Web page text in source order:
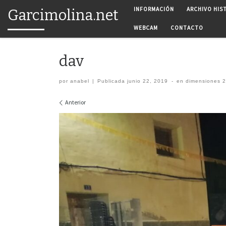
Saltar al contenido
Garcimolina.net INFORMACIÓN ARCHIVO
WEBCAM CONTACTO
dav
por anabel | Publicadajunio 22, 2019 - en dimensiones
Navegación de imágenes
Anterior